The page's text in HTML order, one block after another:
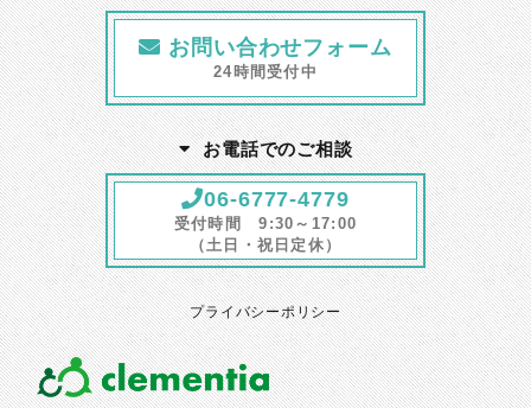
お問い合わせフォーム
24時間受付中
お電話でのご相談
06-6777-4779
受付時間 9:30～17:00
（土日・祝日定休）
プライバシーポリシー